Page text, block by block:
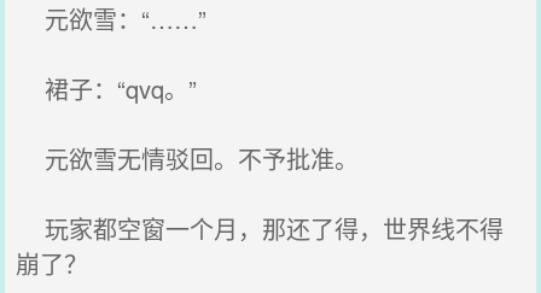
元欲雪：“……”
裙子：“qvq。”
元欲雪无情驳回。不予批准。
玩家都空窗一个月，那还了得，世界线不得
崩了？